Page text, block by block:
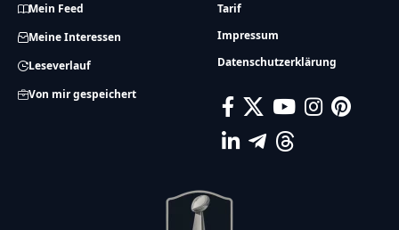
Mein Feed
Meine Interessen
Leseverlauf
Von mir gespeichert
Tarif
Impressum
Datenschutzerklärung